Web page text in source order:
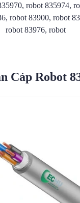
robot 835974,
robot 83900, robot
robot 83976, robot
Cáp Robot